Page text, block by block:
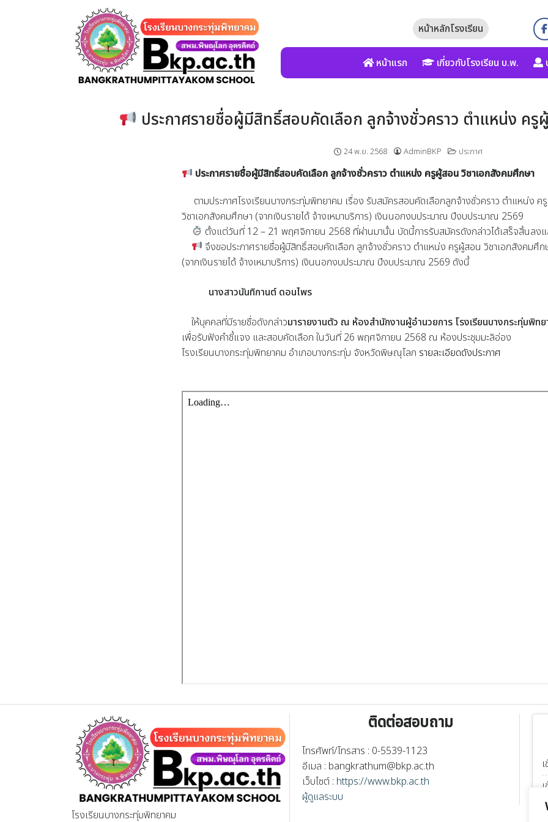
หน้าหลักโรงเรียน
หน้าแรก เกี่ยวกับโรงเรียน บ.พ.
ประกาศรายชื่อผู้มีสิทธิ์สอบคัดเลือก ลูกจ้างชั่วคราว ตำแหน่ง ค
24 พ.ย. 2568 AdminBKP ประกาศ
ประกาศรายชื่อผู้มีสิทธิ์สอบคัดเลือก ลูกจ้างชั่วคราว ตำแหน่ง ครูผู้สอน วิชาเอกสังคมศึกษา
ตามประกาศโรงเรียนบางกระทุ่มพิทยาคม เรื่อง รับสมัครสอบคัดเลือกลูกจ้างชั่วคราว ตำแหน่ง ค
วิชาเอกสังคมศึกษา (จากเงินรายได้ จ้างเหมาบริการ) เงินนอกงบประมาณ ปีงบประมาณ 2569
ตั้งแต่วันที่ 12 – 21 พฤศจิกายน 2568 ที่ผ่านมานั้น บัดนี้การรับสมัครดังกล่าวได้เสร็จสิ้นลง
จึงขอประกาศรายชื่อผู้มีสิทธิ์สอบคัดเลือก ลูกจ้างชั่วคราว ตำแหน่ง ครูผู้สอน วิชาเอกสังคมศึก
(จากเงินรายได้ จ้างเหมาบริการ) เงินนอกงบประมาณ ปีงบประมาณ 2569 ดังนี้
นางสาวนันทิกานต์ ดอนไพร
ให้บุคคลที่มีรายชื่อดังกล่าวมารายงานตัว ณ ห้องสำนักงานผู้อำนวยการ โรงเรียนบางกระทุ่มพิท
เพื่อรับฟังคำชี้แจง และสอบคัดเลือก ในวันที่ 26 พฤศจิกายน 2568 ณ ห้องประชุมมะลิอ่อง
โรงเรียนบางกระทุ่มพิทยาคม อำเภอบางกระทุ่ม จังหวัดพิษณุโลก รายละเอียดดังประกาศ
โรงเรียนบางกระทุ่มพิทยาคม
ติดต่อสอบถาม
โทรศัพท์/โทรสาร : 0-5539-1123
อีเมล : bangkrathum@bkp.ac.th
เว็บไซต์ : https://www.bkp.ac.th
ผู้ดูแลระบบ